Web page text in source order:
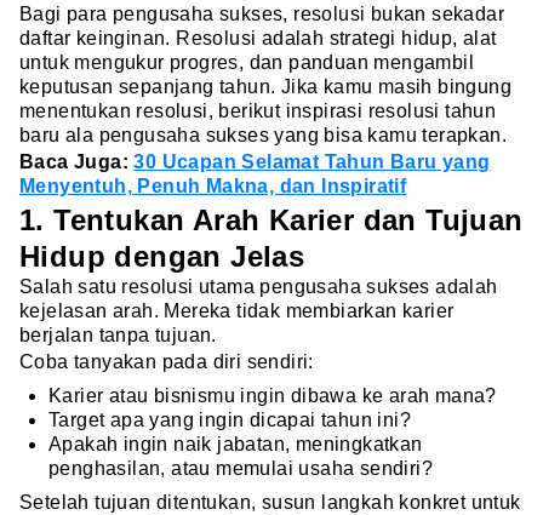
Bagi para pengusaha sukses, resolusi bukan sekadar
daftar keinginan. Resolusi adalah strategi hidup, alat
untuk mengukur progres, dan panduan mengambil
keputusan sepanjang tahun. Jika kamu masih bingung
menentukan resolusi, berikut inspirasi resolusi tahun
baru ala pengusaha sukses yang bisa kamu terapkan.
Baca Juga:30 Ucapan Selamat Tahun Baru yang
Menyentuh, Penuh Makna, dan Inspiratif
1. Tentukan Arah Karier dan Tujuan
Hidup dengan Jelas
Salah satu resolusi utama pengusaha sukses adalah
kejelasan arah. Mereka tidak membiarkan karier
berjalan tanpa tujuan.
Coba tanyakan pada diri sendiri:
Karier atau bisnismu ingin dibawa ke arah mana?
Target apa yang ingin dicapai tahun ini?
Apakah ingin naik jabatan, meningkatkan
penghasilan, atau memulai usaha sendiri?
Setelah tujuan ditentukan, susun langkah konkret untuk